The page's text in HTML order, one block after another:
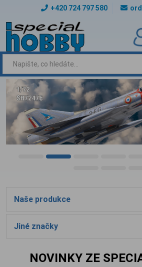
+420 724 797 580
Naše produkce
Jiné značky
NOVINKY ZE